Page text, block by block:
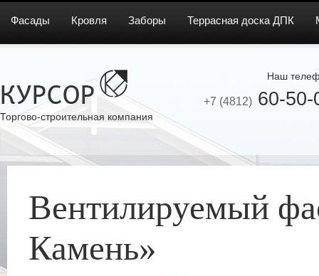
Фасады Кровля Заборы Террасная доска ДПК
Торгово-строительная компания
Наш
+7 (4812) 60-50-
Вентилируемый
Камень»